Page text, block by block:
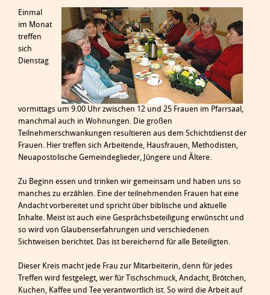
Einmal
im Monat
treffen
sich
Dienstag
vormittags um 9.00 Uhr zwischen 12 und 25 Frauen im Pfarrsaal,
manchmal auch in Wohnungen. Die großen
Teilnehmerschwankungen resultieren aus dem Schichtdienst der
Frauen. Hier treffen sich Arbeitende, Hausfrauen, Methodisten,
Neuapostolische Gemeindeglieder, Jüngere und Ältere.
Zu Beginn essen und trinken wir gemeinsam und haben uns so
manches zu erzählen. Eine der teilnehmenden Frauen hat eine
Andacht vorbereitet und spricht über biblische und aktuelle
Inhalte. Meist ist auch eine Gesprächsbeteiligung erwünscht und
so wird von Glaubenserfahrungen und verschiedenen
Sichtweisen berichtet. Das ist bereichernd für alle Beteiligten.
Dieser Kreis macht jede Frau zur Mitarbeiterin, denn für jedes
Treffen wird festgelegt, wer für Tischschmuck, Andacht, Brötchen,
Kuchen, Kaffee und Tee verantwortlich ist. So wird die Arbeit auf